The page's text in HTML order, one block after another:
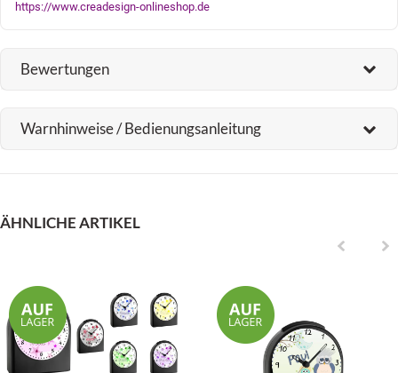
https://www.creadesign-onlineshop.de
Bewertungen
Warnhinweise / Bedienungsanleitung
ÄHNLICHE ARTIKEL